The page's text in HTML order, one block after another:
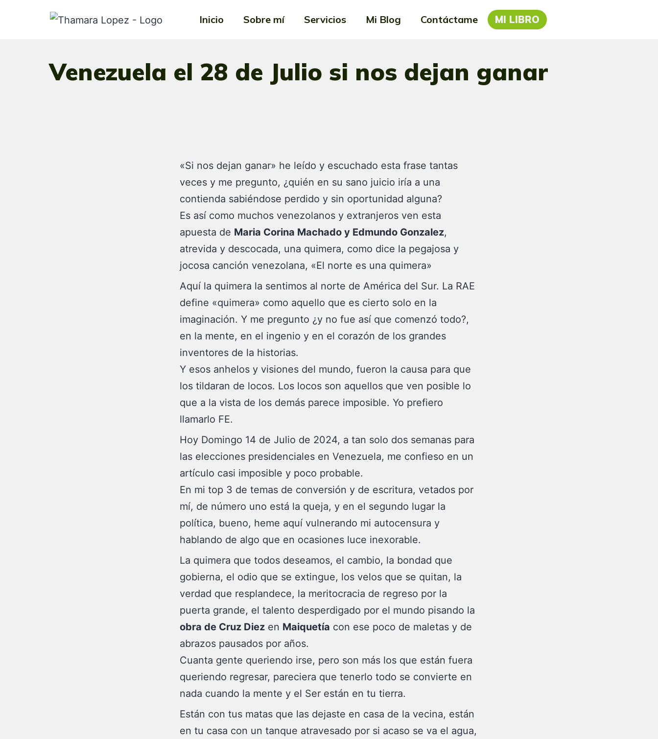
Inicio Sobre mí Servicios Mi Blog Contáctame MI LIBRO
Venezuela el 28 de Julio si nos dejan ganar
«Si nos dejan ganar» he leído y escuchado esta frase tantas
veces y me pregunto, ¿quién en su sano juicio iría a una
contienda sabiéndose perdido y sin oportunidad alguna?
Es así como muchos venezolanos y extranjeros ven esta
apuesta de Maria Corina Machado y Edmundo Gonzalez,
atrevida y descocada, una quimera, como dice la pegajosa y
jocosa canción venezolana, «El norte es una quimera»
Aquí la quimera la sentimos al norte de América del Sur. La RAE
define «quimera» como aquello que es cierto solo en la
imaginación. Y me pregunto ¿y no fue así que comenzó todo?,
en la mente, en el ingenio y en el corazón de los grandes
inventores de la historias.
Y esos anhelos y visiones del mundo, fueron la causa para que
los tildaran de locos. Los locos son aquellos que ven posible lo
que a la vista de los demás parece imposible. Yo prefiero
llamarlo FE.
Hoy Domingo 14 de Julio de 2024, a tan solo dos semanas para
las elecciones presidenciales en Venezuela, me confieso en un
artículo casi imposible y poco probable.
En mi top 3 de temas de conversión y de escritura, vetados por
mí, de número uno está la queja, y en el segundo lugar la
política, bueno, heme aquí vulnerando mi autocensura y
hablando de algo que en ocasiones luce inexorable.
La quimera que todos deseamos, el cambio, la bondad que
gobierna, el odio que se extingue, los velos que se quitan, la
verdad que resplandece, la meritocracia de regreso por la
puerta grande, el talento desperdigado por el mundo pisando la
obra de Cruz Diez en Maiquetía con ese poco de maletas y de
abrazos pausados por años.
Cuanta gente queriendo irse, pero son más los que están fuera
queriendo regresar, pareciera que tenerlo todo se convierte en
nada cuando la mente y el Ser están en tu tierra.
Están con tus matas que las dejaste en casa de la vecina, están
en tu casa con un tanque atravesado por si acaso se va el agua,